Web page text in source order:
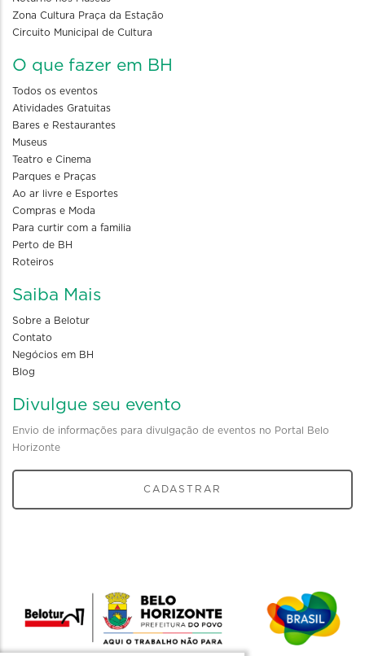
Zona Cultura Praça da Estação
Circuito Municipal de Cultura
O que fazer em BH
Todos os eventos
Atividades Gratuitas
Bares e Restaurantes
Museus
Teatro e Cinema
Parques e Praças
Ao ar livre e Esportes
Compras e Moda
Para curtir com a familia
Perto de BH
Roteiros
Saiba Mais
Sobre a Belotur
Contato
Negócios em BH
Blog
Divulgue seu evento
Envio de informações para divulgação de eventos no Portal Belo
Horizonte
CADASTRAR